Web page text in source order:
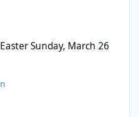
Sunday, March 26